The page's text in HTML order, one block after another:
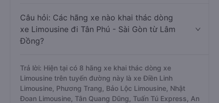
Câu hỏi: Các hãng xe nào khai thác dòng
xe Limousine đi Tân Phú - Sài Gòn từ Lâm
Đồng?
Trả lời: Hiện tại có 8 hãng xe khai thác dòng xe
Limousine trên tuyến đường này là xe Điền Linh
Limousine, Phương Trang, Bảo Lộc Limousine, Nhật
Đoan Limousine, Tân Quang Dũng, Tuấn Tú Express, An